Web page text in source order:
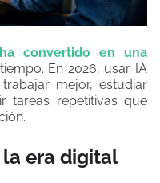
convertido en una
En 2026, usar IA
mejor, estudiar
tareas repetitivas que
era digital